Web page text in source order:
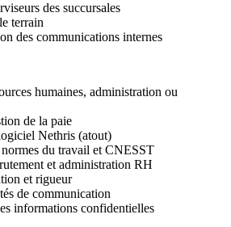
des succursales
terrain
des communications internes
humaines, administration ou
de la paie
Nethris (atout)
normes du travail et CNESST
et administration RH
et rigueur
de communication
informations confidentielles